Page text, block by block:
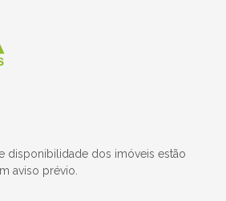
disponibilidade dos imóveis estão
aviso prévio.